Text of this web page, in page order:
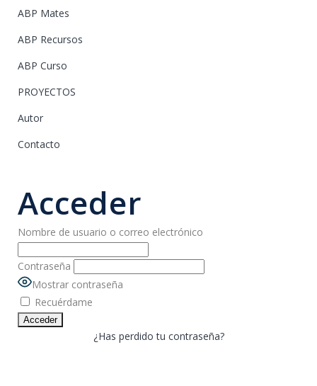
ABP Mates
ABP Recursos
ABP Curso
PROYECTOS
Autor
Contacto
Acceder
Nombre de usuario o correo electrónico
Contraseña
Mostrar contraseña
Recuérdame
¿Has perdido tu contraseña?